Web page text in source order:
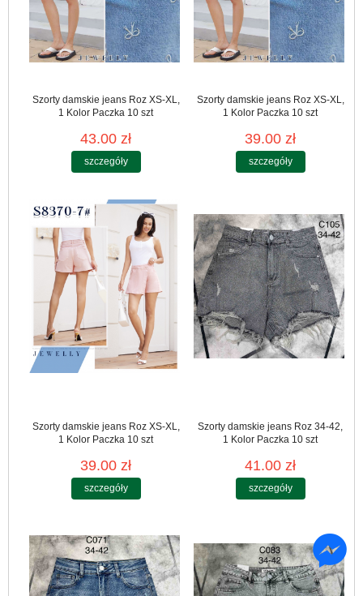
Szorty damskie jeans Roz XS-XL,
1 Kolor Paczka 10 szt
43.00 zł
szczegóły
Szorty damskie jeans Roz XS-XL,
1 Kolor Paczka 10 szt
39.00 zł
szczegóły
Szorty damskie jeans Roz XS-XL,
1 Kolor Paczka 10 szt
39.00 zł
szczegóły
Szorty damskie jeans Roz 34-42,
1 Kolor Paczka 10 szt
41.00 zł
szczegóły